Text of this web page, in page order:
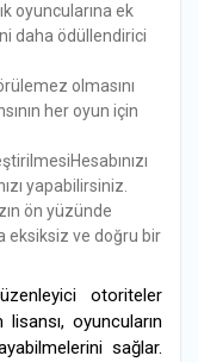
oyuncularına ek
daha ödüllendirici
olmasını
her oyun için
yapabilirsiniz.
ön yüzünde
eksiksiz ve doğru bir
otoriteler
oyuncuların
sağlar.